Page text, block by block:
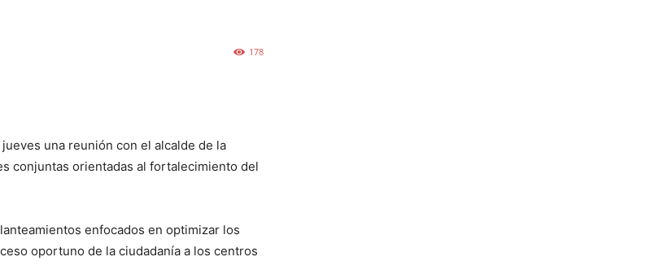
178
una reunión con el alcalde de la
conjuntas orientadas al fortalecimiento del
enfocados en optimizar los
oportuno de la ciudadanía a los centros